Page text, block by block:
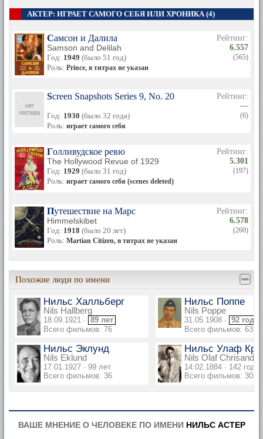
АКТЕР: ИГРАЕТ САМОГО СЕБЯ ИЛИ ХРОНИКА (4)
Самсон и Далила
Samson and Delilah
Год: 1949 (было 51 год)
Роль: Prince, в титрах не указан
Рейтинг:
6.557
(565)
Screen Snapshots Series 9, No. 20
Год: 1930 (было 32 года)
Роль: играет самого себя
Рейтинг:
—
(6)
Голливудское ревю
The Hollywood Revue of 1929
Год: 1929 (было 31 год)
Роль: играет самого себя (scenes deleted)
Рейтинг:
5.301
(197)
Путешествие на Марс
Himmelskibet
Год: 1918 (было 20 лет)
Роль: Martian Citizen, в титрах не указан
Рейтинг:
6.578
(260)
Похожие люди по имени
Нильс Халльберг
Nils Hallberg
18.09.1921 · 89 лет
Всего фильмов: 76
Нильс Поппе
Nils Poppe
31.05.1908 · 92 года
Всего фильмов: 63
Нильс Эклунд
Nils Eklund
17.01.1927 · 99 лет
Всего фильмов: 36
Нильс Улаф
Nils Olaf Chrisander
14.02.1884 · 142 года
Всего фильмов: 30
ВАШЕ МНЕНИЕ О ЧЕЛОВЕКЕ ПО ИМЕНИ НИЛЬС АСТЕР